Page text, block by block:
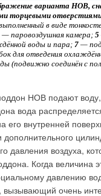
варианта НОВ,
торцевыми
в виде
— паровоздушная камера; 5
воды и пара; 7 —
для отведения
(подвижно соединён с
НОВ подают
вода
его внутренней
давления воздуха,
Когда величина
давлению
вызывающий очень